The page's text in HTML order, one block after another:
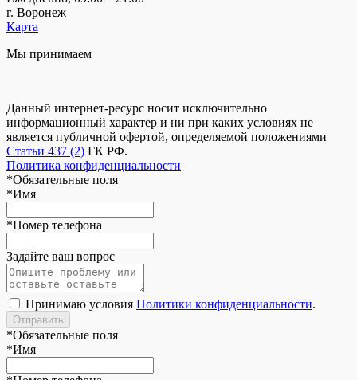
г. Воронеж
Карта
Мы принимаем
Данный интернет-ресурс носит исключительно
информационный характер и ни при каких условиях не
является публичной офертой, определяемой положениями
Статьи 437 (2) ГК РФ.
Политика конфиденциальности
*Обязательные поля
*Имя
*Номер телефона
Задайте ваш вопрос
Принимаю условия Политики конфиденциальности.
*Обязательные поля
*Имя